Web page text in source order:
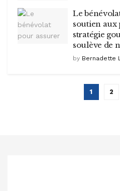
Le
soutien aux
stratégie
soulève de
by Bernadette
1 2